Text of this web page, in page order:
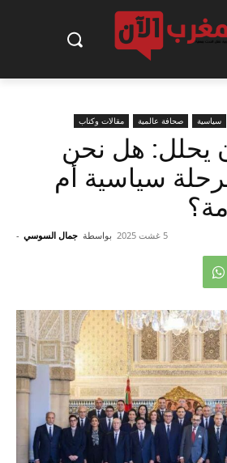
سياسية صحافة عالمية مقالات وكتاب
يحلل: هل نحن
سياسية أم
بواسطة جمال السوسي - 5 غشت 2025